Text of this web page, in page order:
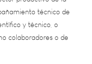
o de